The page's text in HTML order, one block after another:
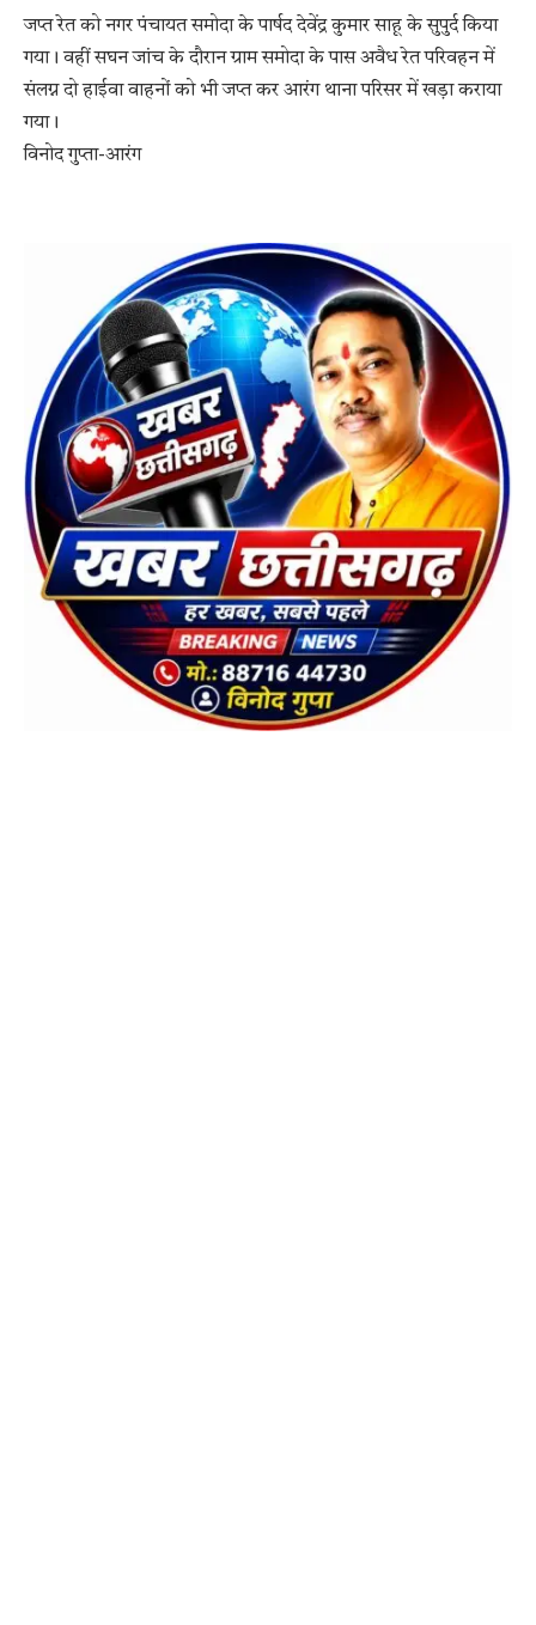
जप्त रेत को नगर पंचायत समोदा के पार्षद देवेंद्र कुमार साहू के सुपुर्द किया
गया। वहीं सघन जांच के दौरान ग्राम समोदा के पास अवैध रेत परिवहन में
संलग्न दो हाईवा वाहनों को भी जप्त कर आरंग थाना परिसर में खड़ा कराया
गया।
विनोद गुप्ता-आरंग